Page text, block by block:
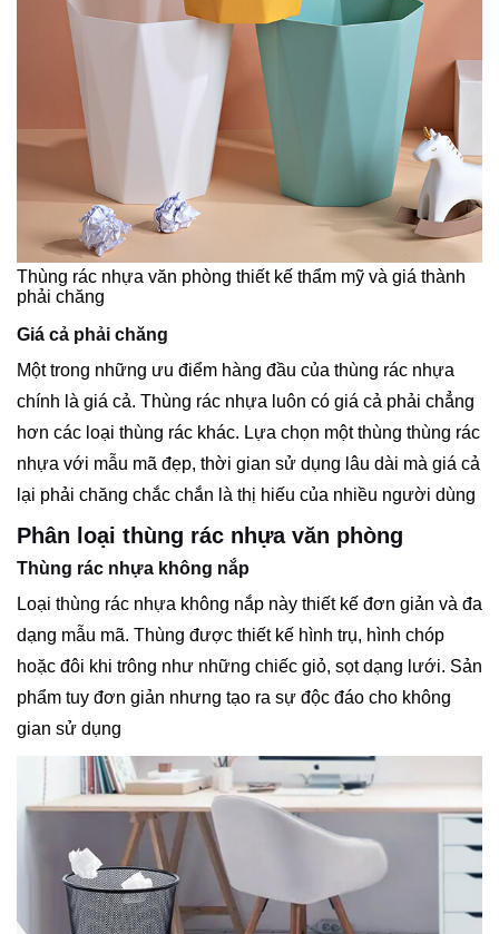
Thùng rác nhựa văn phòng thiết kế thẩm mỹ và giá thành
phải chăng
Giá cả phải chăng
Một trong những ưu điểm hàng đầu của thùng rác nhựa
chính là giá cả. Thùng rác nhựa luôn có giá cả phải chẳng
hơn các loại thùng rác khác. Lựa chọn một thùng thùng rác
nhựa với mẫu mã đẹp, thời gian sử dụng lâu dài mà giá cả
lại phải chăng chắc chắn là thị hiếu của nhiều người dùng
Phân loại thùng rác nhựa văn phòng
Thùng rác nhựa không nắp
Loại thùng rác nhựa không nắp này thiết kế đơn giản và đa
dạng mẫu mã. Thùng được thiết kế hình trụ, hình chóp
hoặc đôi khi trông như những chiếc giỏ, sọt dạng lưới. Sản
phẩm tuy đơn giản nhưng tạo ra sự độc đáo cho không
gian sử dụng